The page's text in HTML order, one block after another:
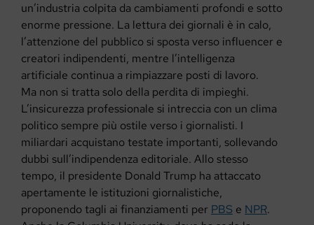
un’industria colpita da cambiamenti profondi e sotto
enorme pressione. La lettura dei giornali è in calo,
l’attenzione del pubblico si sposta verso influencer e
creatori indipendenti, mentre l’intelligenza
artificiale continua a rimpiazzare posti di lavoro.
Ma non si tratta solo della perdita di impieghi.
L’insicurezza professionale si intreccia con un clima
politico sempre più ostile verso i giornalisti. I
miliardari acquistano testate importanti, sollevando
dubbi sull’indipendenza editoriale. Allo stesso
tempo, il presidente Donald Trump ha attaccato
apertamente le istituzioni giornalistiche,
proponendo tagli ai finanziamenti per PBS e NPR.